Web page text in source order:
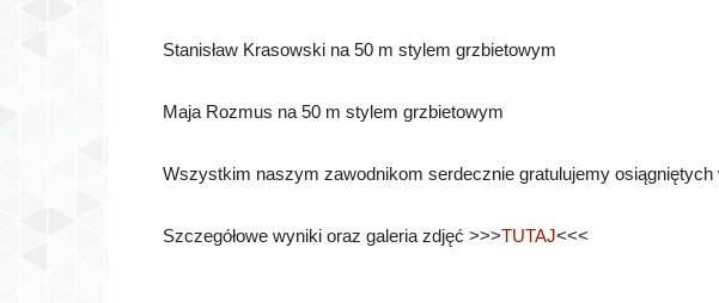
Stanisław Krasowski na 50 m stylem grzbietowym
Maja Rozmus na 50 m stylem grzbietowym
Wszystkim naszym zawodnikom serdecznie gratulujemy osiągniętych
Szczegółowe wyniki oraz galeria zdjęć >>>TUTAJ<<<